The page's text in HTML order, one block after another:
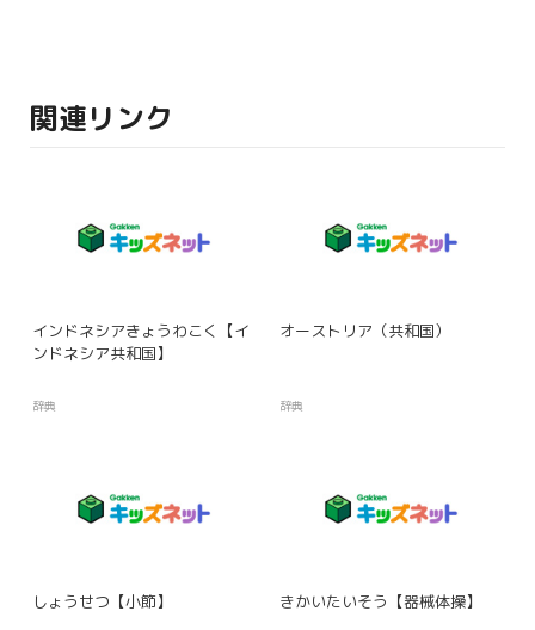
関連リンク
インドネシアきょうわこく【イ
ンドネシア共和国】
辞典
オーストリア（共和国）
辞典
しょうせつ【小節】 きかいたいそう【器械体操】